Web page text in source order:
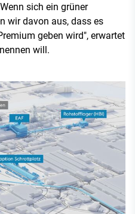
sich ein grüner
wir davon aus, dass es
geben wird", erwartet
will.